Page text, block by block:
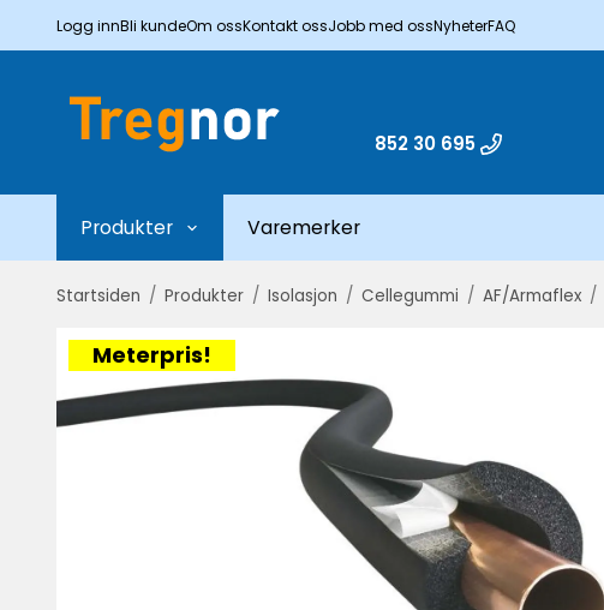
Logg innBli kundeOm ossKontakt ossJobb med ossNyheterFAQ
852 30 695
Produkter Varemerker
Startsiden / Produkter / Isolasjon / Cellegummi / AF/Armaflex /
Meterpris!